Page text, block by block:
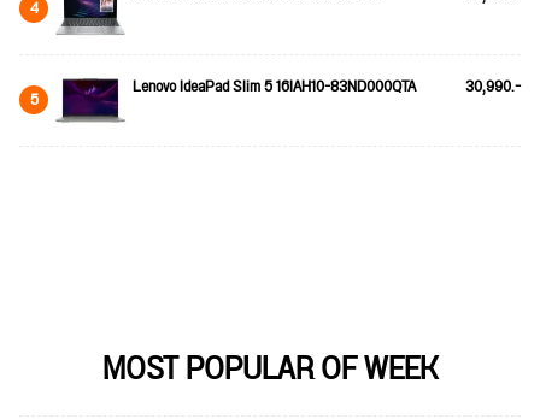
4
5 Lenovo IdeaPad Slim 5 16IAH10-83ND000QTA 30,990.-
MOST POPULAR OF WEEK